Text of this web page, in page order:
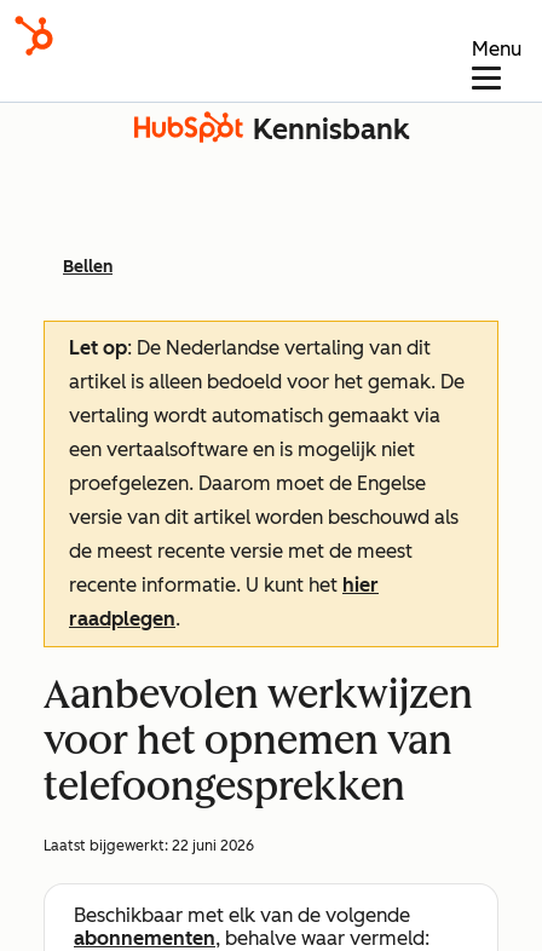
Menu
Kennisbank
Bellen
Let op: De Nederlandse vertaling van dit
artikel is alleen bedoeld voor het gemak. De
vertaling wordt automatisch gemaakt via
een vertaalsoftware en is mogelijk niet
proefgelezen. Daarom moet de Engelse
versie van dit artikel worden beschouwd als
de meest recente versie met de meest
recente informatie. U kunt het hier
raadplegen.
Aanbevolen werkwijzen
voor het opnemen van
telefoongesprekken
Laatst bijgewerkt: 22 juni 2026
Beschikbaar met elk van de volgende
abonnementen, behalve waar vermeld: